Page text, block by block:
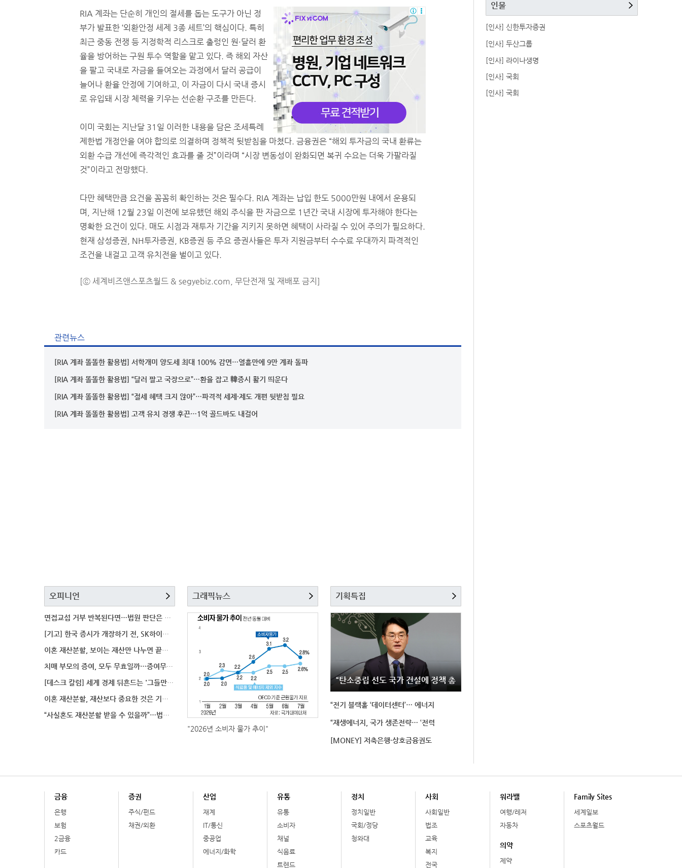
RIA 계좌는 단순히 개인의 절세를 돕는 도구가 아닌 정
부가 발표한 ‘외환안정 세제 3종 세트’의 핵심이다. 특히
최근 중동 전쟁 등 지정학적 리스크로 출렁인 원·달러 환
율을 방어하는 구원 투수 역할을 맡고 있다. 즉 해외 자산
을 팔고 국내로 자금을 들여오는 과정에서 달러 공급이
늘어나 환율 안정에 기여하고, 이 자금이 다시 국내 증시
로 유입돼 시장 체력을 키우는 선순환 구조를 만든다.
이미 국회는 지난달 31일 이러한 내용을 담은 조세특례
제한법 개정안을 여야 합의로 의결하며 정책적 뒷받침을 마쳤다. 금융권은 “해외 투자금의 국내 환류는
외환 수급 개선에 즉각적인 효과를 줄 것”이라며 “시장 변동성이 완화되면 복귀 수요는 더욱 가팔라질
것”이라고 전망했다.
다만 혜택만큼 요건을 꼼꼼히 확인하는 것은 필수다. RIA 계좌는 납입 한도 5000만원 내에서 운용되
며, 지난해 12월 23일 이전에 보유했던 해외 주식을 판 자금으로 1년간 국내 시장에 투자해야 한다는
명확한 요건이 있다. 매도 시점과 재투자 기간을 지키지 못하면 혜택이 사라질 수 있어 주의가 필요하다.
현재 삼성증권, NH투자증권, KB증권 등 주요 증권사들은 투자 지원금부터 수수료 우대까지 파격적인
조건을 내걸고 고객 유치전을 벌이고 있다.
[ⓒ 세계비즈앤스포츠월드 & segyebiz.com, 무단전재 및 재배포 금지]
관련뉴스
[RIA 계좌 똘똘한 활용법] 서학개미 양도세 최대 100% 감면…열흘만에 9만 계좌 돌파
[RIA 계좌 똘똘한 활용법] “달러 팔고 국장으로”…환율 잡고 韓증시 활기 띄운다
[RIA 계좌 똘똘한 활용법] “절세 혜택 크지 않아”…파격적 세제·제도 개편 뒷받침 필요
[RIA 계좌 똘똘한 활용법] 고객 유치 경쟁 후끈…1억 골드바도 내걸어
오피니언
면접교섭 거부 반복된다면…법원 판단은 달라질까
[기고] 한국 증시가 개장하기 전, SK하이닉스 가격은
이혼 재산분할, 보이는 재산만 나누면 끝일까…숨겨진 자
치매 부모의 증여, 모두 무효일까…증여무효 분쟁에서 법
[데스크 칼럼] 세계 경제 뒤흔드는 '그들만의 언어'
이혼 재산분할, 재산보다 중요한 것은 기여도 입증
“사실혼도 재산분할 받을 수 있을까”…법원이 살펴보는
그래픽뉴스
"2026년 소비자 물가 추이"
기획특집
“탄소중립 선도 국가 건설에 정책 총
“전기 블랙홀 ‘데이터센터’… 에너지
“재생에너지, 국가 생존전략… ‘전력
[MONEY] 저축은행·상호금융권도
인물
[인사] 신한투자증권
[인사] 두산그룹
[인사] 라이나생명
[인사] 국회
[인사] 국회
금융
은행
보험
2금융
카드
증권
주식/펀드
채권/외환
산업
재계
IT/통신
중공업
에너지/화학
유통
유통
소비자
채널
식음료
트렌드
정치
정치일반
국회/정당
청와대
사회
사회일반
법조
교육
복지
전국
워라밸
여행/레저
자동차
의약
제약
Family Sites
세계일보
스포츠월드